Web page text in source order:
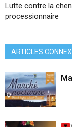
Lutte contre la
processionnaire
ARTICLES